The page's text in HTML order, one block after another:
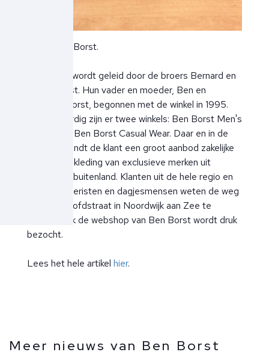
Wie is Ben Borst.
Ben Borst wordt geleid door de broers Bernard en
Johan Borst. Hun vader en moeder, Ben en
Hanneke Borst, begonnen met de winkel in 1995.
Tegenwoordig zijn er twee winkels: Ben Borst Men's
Fashion en Ben Borst Casual Wear. Daar en in de
webshop vindt de klant een groot aanbod zakelijke
en vrijetijdskleding van exclusieve merken uit
binnen- en buitenland. Klanten uit de hele regio en
ook veel toeristen en dagjesmensen weten de weg
naar de Hoofdstraat in Noordwijk aan Zee te
vinden. Ook de webshop van Ben Borst wordt druk
bezocht.
Lees het hele artikel hier.
Meer nieuws van Ben Borst